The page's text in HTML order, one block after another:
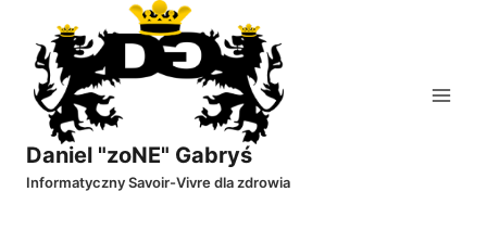
treści
Daniel "zoNE" Gabryś
Informatyczny Savoir-Vivre dla zdrowia